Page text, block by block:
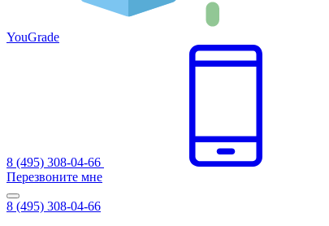
YouGrade
8 (495) 308-04-66
Перезвоните мне
8 (495) 308-04-66